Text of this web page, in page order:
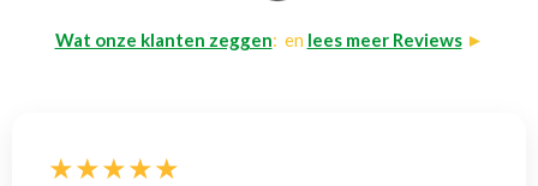
Wat onze klanten zeggen: en lees meer Reviews►
★★★★★